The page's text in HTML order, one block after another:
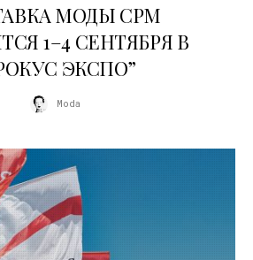
МОДЫ CPM
1–4 СЕНТЯБРЯ В
ЭКСПО”
Moda